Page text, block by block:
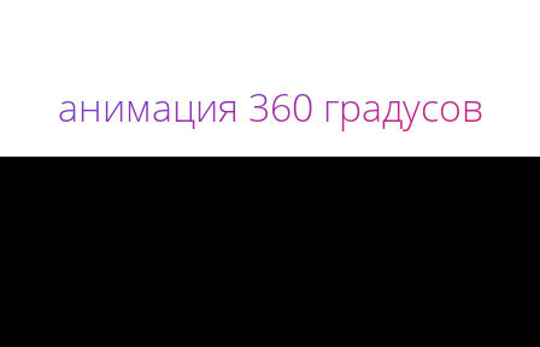
анимация 360 градусов